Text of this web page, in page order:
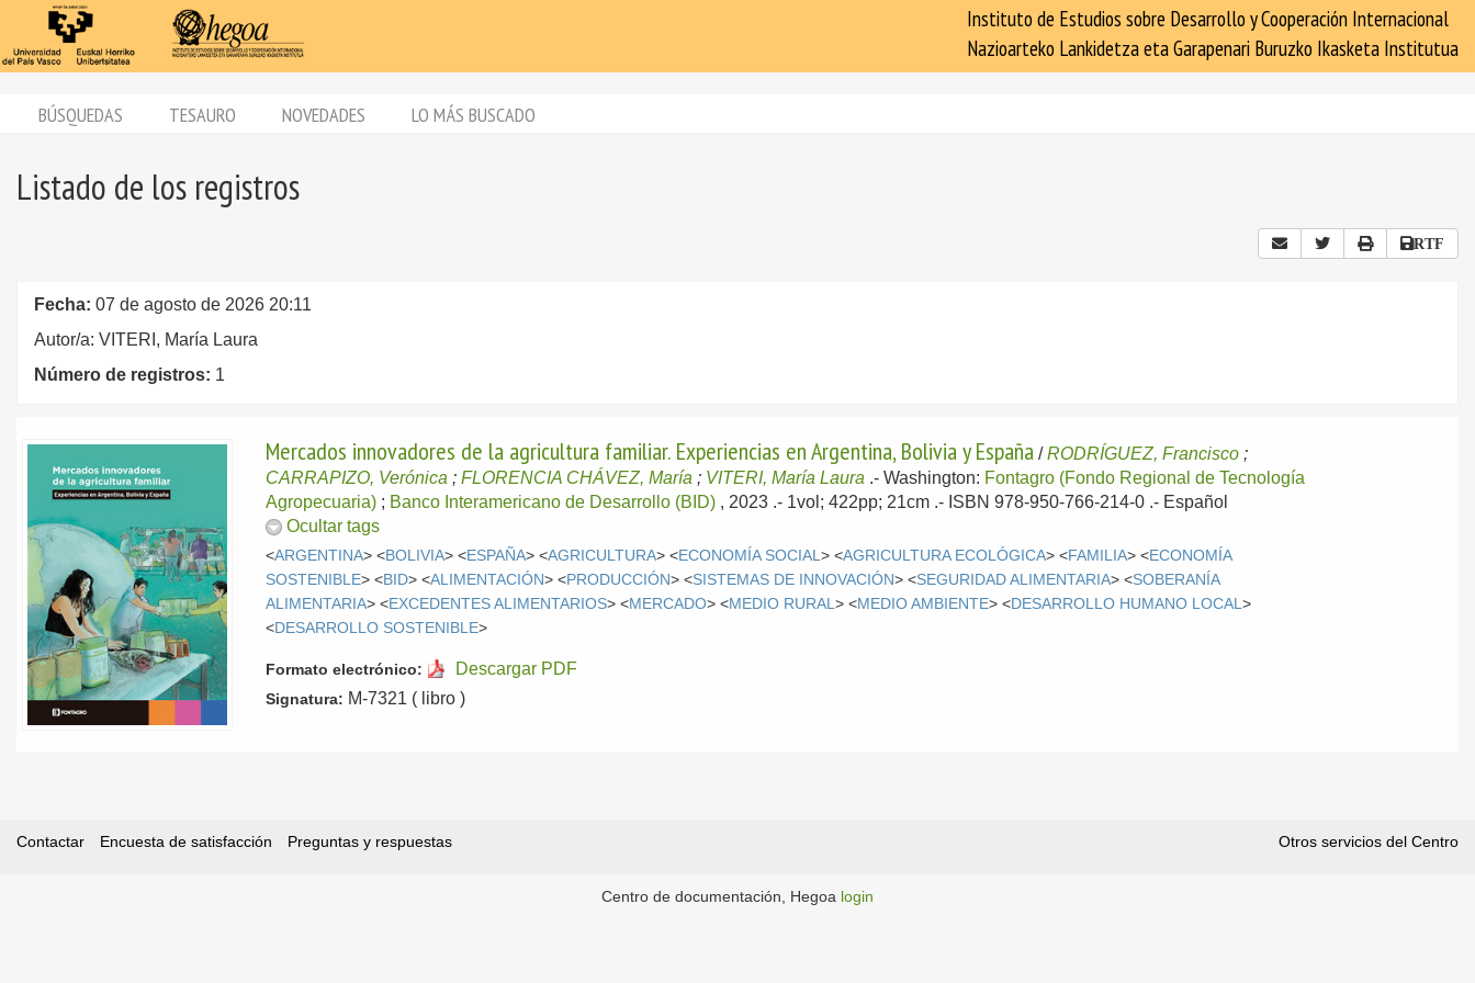
Instituto de Estudios sobre Desarrollo y Cooperación Internacional
Nazioarteko Lankidetza eta Garapenari Buruzko Ikasketa Institutua
BÚSQUEDAS TESAURO NOVEDADES LO MÁS BUSCADO
Listado de los registros
RTF
Fecha: 07 de agosto de 2026 20:11
Autor/a: VITERI, María Laura
Número de registros: 1
Mercados innovadores de la agricultura familiar. Experiencias en Argentina, Bolivia y España /RODRÍGUEZ, Francisco ;
CARRAPIZO, Verónica ;FLORENCIA CHÁVEZ, María ; VITERI, María Laura .-Washington: Fontagro (Fondo Regional de Tecnología
Agropecuaria) ; Banco Interamericano de Desarrollo (BID) , 2023 .- 1vol; 422pp; 21cm .- ISBN 978-950-766-214-0 .- Español
Ocultar tags
<ARGENTINA> <BOLIVIA> <ESPAÑA> <AGRICULTURA> <ECONOMÍA SOCIAL> <AGRICULTURA ECOLÓGICA> <FAMILIA> <ECONOMÍA
SOSTENIBLE> <BID> <ALIMENTACIÓN> <PRODUCCIÓN> <SISTEMAS DE INNOVACIÓN> <SEGURIDAD ALIMENTARIA> <SOBERANÍA
ALIMENTARIA> <EXCEDENTES ALIMENTARIOS> <MERCADO> <MEDIO RURAL> <MEDIO AMBIENTE> <DESARROLLO HUMANO LOCAL>
<DESARROLLO SOSTENIBLE>
Formato electrónico: Descargar PDF
Signatura: M-7321 ( libro )
Contactar Encuesta de satisfacción Preguntas y respuestas Otros servicios del Centro
Centro de documentación, Hegoa login